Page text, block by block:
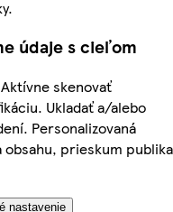
údaje s cieľom
skenovať
Ukladať a/alebo
Personalizovaná
obsahu, prieskum publika
nastavenie